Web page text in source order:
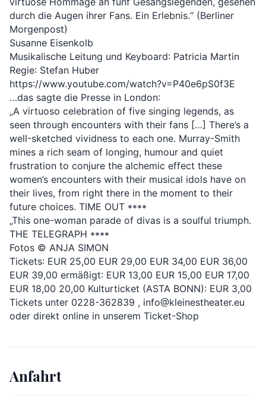
durch die Augen ihrer Fans. Ein Erlebnis.“ (Berliner
Morgenpost)
Susanne Eisenkolb
Musikalische Leitung und Keyboard: Patricia Martin
Regie: Stefan Huber
https://www.youtube.com/watch?v=P40e6pS0f3E
…das sagte die Presse in London:
„A virtuoso celebration of five singing legends, as
seen through encounters with their fans […] There’s a
well-sketched vividness to each one. Murray-Smith
mines a rich seam of longing, humour and quiet
frustration to conjure the alchemic effect these
women’s encounters with their musical idols have on
their lives, from right there in the moment to their
future choices. TIME OUT ****
„This one-woman parade of divas is a soulful triumph.
THE TELEGRAPH ****
Fotos © ANJA SIMON
Tickets: EUR 25,00 EUR 29,00 EUR 34,00 EUR 36,00
EUR 39,00 ermäßigt: EUR 13,00 EUR 15,00 EUR 17,00
EUR 18,00 20,00 Kulturticket (ASTA BONN): EUR 3,00
Tickets unter 0228-362839 , info@kleinestheater.eu
oder direkt online in unserem Ticket-Shop
Anfahrt